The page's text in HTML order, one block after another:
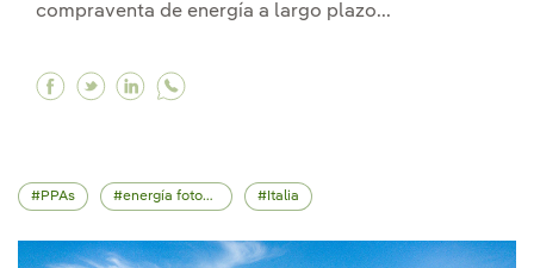
compraventa de energía a largo plazo...
Facebook Iberdrola firma un acuerdo a largo
Twitter Iberdrola firma un acuerdo a largo
Linkedin Iberdrola firma un acuerdo a
PPAs energía fotovoltaica Italia